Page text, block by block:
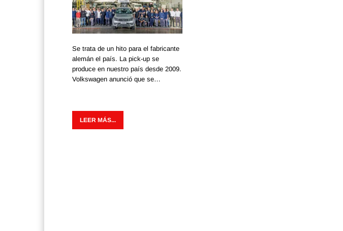
Se trata de un hito para el fabricante
alemán el país. La pick-up se
produce en nuestro país desde 2009.
Volkswagen anunció que se…
LEER MÁS...